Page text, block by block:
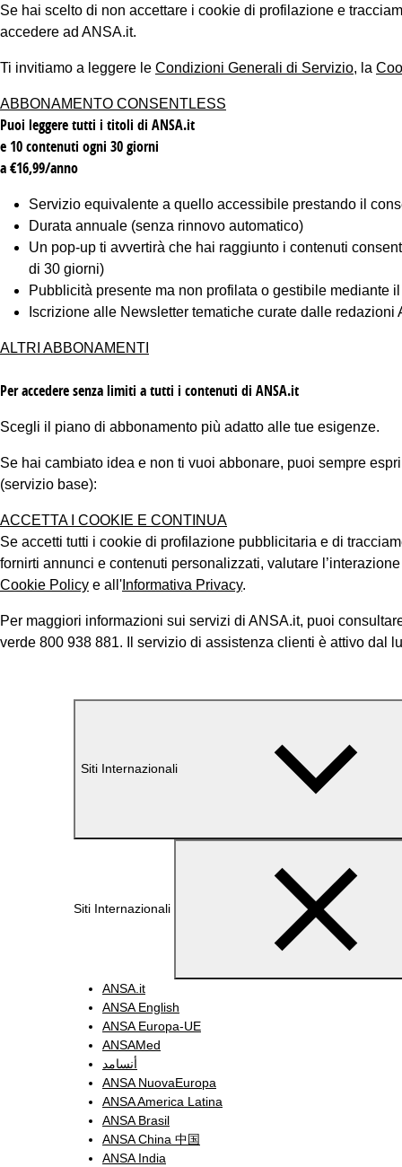
Se hai scelto di non accettare i cookie di profilazione e
accedere ad ANSA.it.
Ti invitiamo a leggere le Condizioni Generali di Servizio, la
ABBONAMENTO CONSENTLESS
Puoi leggere tutti i titoli di ANSA.it
e 10 contenuti ogni 30 giorni
a €16,99/anno
Servizio equivalente a quello accessibile prestando il
Durata annuale (senza rinnovo automatico)
Un pop-up ti avvertirà che hai raggiunto i contenuti
di 30 giorni)
Pubblicità presente ma non profilata o gestibile mediante
Iscrizione alle Newsletter tematiche curate dalle redazioni
ALTRI ABBONAMENTI
Per accedere senza limiti a tutti i contenuti di ANSA.it
Scegli il piano di abbonamento più adatto alle tue esigenze.
Se hai cambiato idea e non ti vuoi abbonare, puoi sempre
(servizio base):
ACCETTA I COOKIE E CONTINUA
Se accetti tutti i cookie di profilazione pubblicitaria e di
fornirti annunci e contenuti personalizzati, valutare
Cookie Policy e all' Informativa Privacy.
Per maggiori informazioni sui servizi di ANSA.it, puoi
verde 800 938 881. Il servizio di assistenza clienti è attivo dal
Siti Internazionali
Siti Internazionali
ANSA.it
ANSA English
ANSA Europa-UE
ANSAMed
أنسامد
ANSA NuovaEuropa
ANSA America Latina
ANSA Brasil
ANSA China 中国
ANSA India